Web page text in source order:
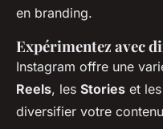
en branding.
Expérimentez avec
Instagram offre une
Reels, les Stories et les
diversifier votre